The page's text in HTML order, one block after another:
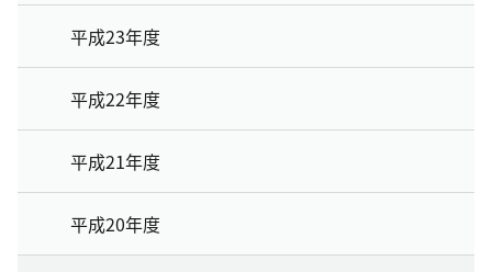
平成23年度
平成22年度
平成21年度
平成20年度